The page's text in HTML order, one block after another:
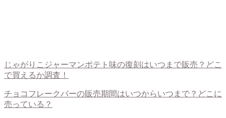
じゃがりこジャーマンポテト味の復刻はいつまで販売？どこ
で買えるか調査！
チョコフレークバーの販売期間はいつからいつまで？どこに
売っている？